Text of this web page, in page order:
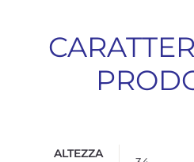
ALTEZZA